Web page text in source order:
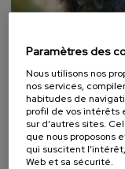
DROIT SOCIÉTÉ
COURS D'ÉTÉ
Paramètres des
Nous utilisons nos
nos services,
habitudes de
profil de vos intérêts
sur d’autres sites.
que nous proposons
qui suscitent
Web et sa sécurité.